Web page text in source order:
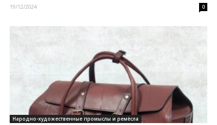
19/12/2024 0
Народно-художественные промыслы и ремёсла